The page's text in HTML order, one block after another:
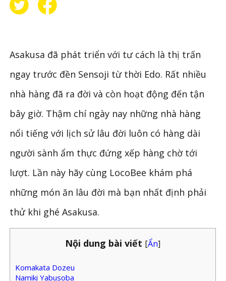
Asakusa đã phát triển với tư cách là thị trấn
ngay trước đền Sensoji từ thời Edo. Rất nhiều
nhà hàng đã ra đời và còn hoạt động đến tận
bây giờ. Thậm chí ngày nay những nhà hàng
nổi tiếng với lịch sử lâu đời luôn có hàng dài
người sành ẩm thực đứng xếp hàng chờ tới
lượt. Lần này hãy cùng LocoBee khám phá
những món ăn lâu đời mà bạn nhất định phải
thử khi ghé Asakusa.
Nội dung bài viết [Ẩn]
Komakata Dozeu
Namiki Yabusoba